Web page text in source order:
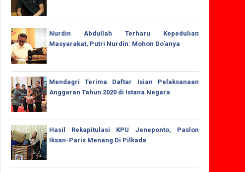
Nurdin Abdullah Terharu Kepedulian
Masyarakat, Putri Nurdin: Mohon Do'anya
Mendagri Terima Daftar Isian Pelaksanaan
Anggaran Tahun 2020 di Istana Negara
Hasil Rekapitulasi KPU Jeneponto, Paslon
Iksan-Paris Menang Di Pilkada